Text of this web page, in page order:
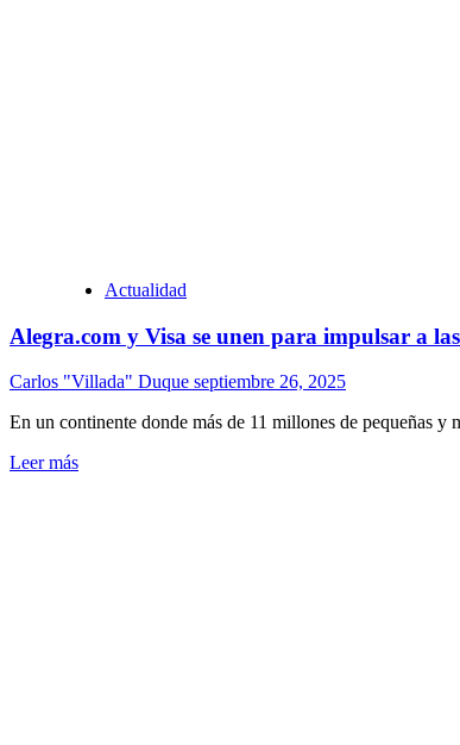
Actualidad
Alegra.com y Visa se unen para impulsar a
Carlos "Villada" Duque septiembre 26, 2025
En un continente donde más de 11 millones de pequeñas y
Leer más